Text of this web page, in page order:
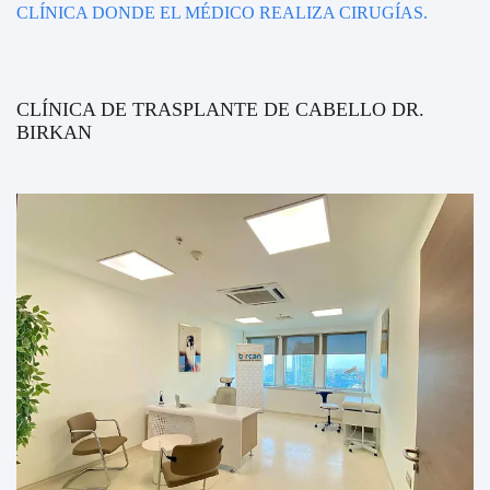
CLÍNICA DONDE EL MÉDICO REALIZA CIRUGÍAS.
CLÍNICA DE TRASPLANTE DE CABELLO DR.
BIRKAN